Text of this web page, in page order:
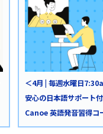
＜4月 | 毎週水曜日
安心の日本語サポー
Canoe 英語発音習得コ